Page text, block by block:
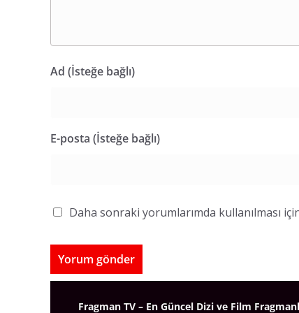
Ad (İsteğe bağlı)
E-posta (İsteğe bağlı)
Daha sonraki yorumlarımda kullanılması
Fragman TV – En Güncel Dizi ve Film